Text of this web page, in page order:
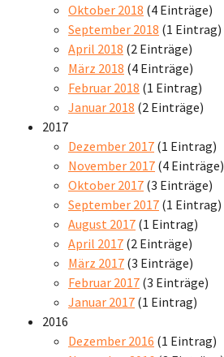
Oktober 2018 (4 Einträge)
September 2018 (1 Eintrag)
April 2018 (2 Einträge)
März 2018 (4 Einträge)
Februar 2018 (1 Eintrag)
Januar 2018 (2 Einträge)
2017
Dezember 2017 (1 Eintrag)
November 2017 (4 Einträge)
Oktober 2017 (3 Einträge)
September 2017 (1 Eintrag)
August 2017 (1 Eintrag)
April 2017 (2 Einträge)
März 2017 (3 Einträge)
Februar 2017 (3 Einträge)
Januar 2017 (1 Eintrag)
2016
Dezember 2016 (1 Eintrag)